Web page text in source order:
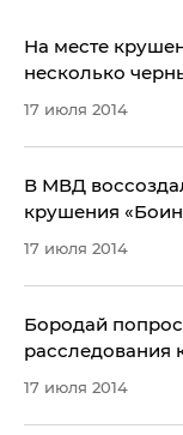
На месте
несколько
17 июля 2014
В МВД
крушения
17 июля 2014
Бородай
расследования
17 июля 2014